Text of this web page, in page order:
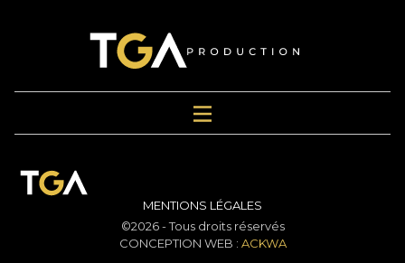
MENTIONS LÉGALES
©2026 - Tous droits réservés
CONCEPTION WEB : ACKWA